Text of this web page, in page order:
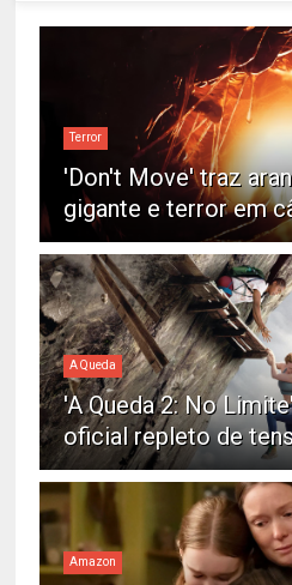
Terror
'Don't Move' traz
gigante e terror em
A Queda
'A Queda 2: No
oficial repleto de
Amazon